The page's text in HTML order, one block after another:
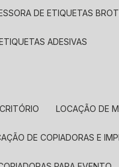
DE ETIQUETAS
ADESIVAS
LOCAÇÃO DE
DE COPIADORAS E